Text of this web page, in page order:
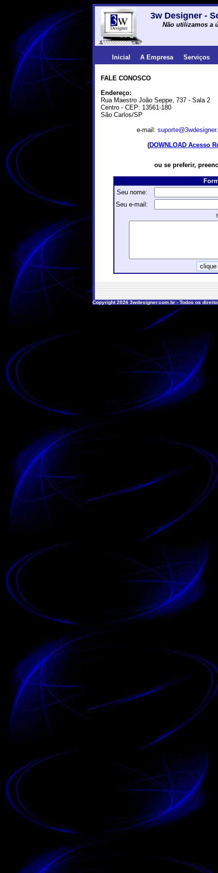
3w Designer -
Não utilizamos a
Inicial A Empresa Serviços
FALE CONOSCO
Endereço:
Rua Maestro João Seppe, 737 - Sala 2
Centro - CEP: 13561-180
São Carlos/SP
e-mail:
(DOWNLOAD Acesso
ou se preferir,
Seu nome:
Seu e-mail:
Copyright 2026 3wdesigner.com.br - Todos os